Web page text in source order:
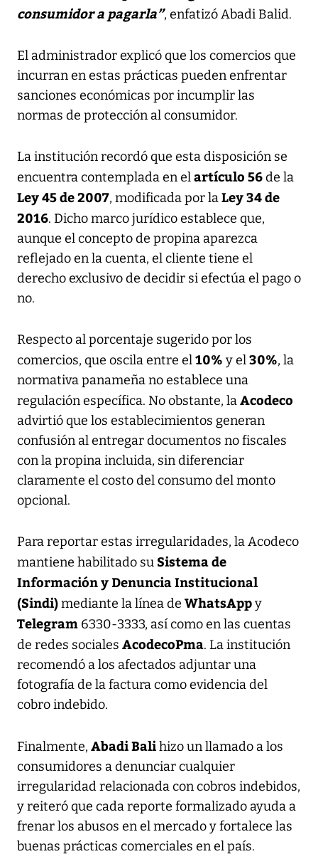
consumidor a pagarla”, enfatizó Abadi Balid.
El administrador explicó que los comercios que
incurran en estas prácticas pueden enfrentar
sanciones económicas por incumplir las
normas de protección al consumidor.
La institución recordó que esta disposición se
encuentra contemplada en elartículo 56de la
Ley 45 de 2007, modificada por laLey 34 de
2016. Dicho marco jurídico establece que,
aunque el concepto de propina aparezca
reflejado en la cuenta, el cliente tiene el
derecho exclusivo de decidir si efectúa el pago o
no.
Respecto al porcentaje sugerido por los
comercios, que oscila entre el10% y el30%, la
normativa panameña no establece una
regulación específica. No obstante, laAcodeco
advirtió que los establecimientos generan
confusión al entregar documentos no fiscales
con la propina incluida, sin diferenciar
claramente el costo del consumo del monto
opcional.
Para reportar estas irregularidades, la Acodeco
mantiene habilitado su Sistema de
Información y Denuncia Institucional
(Sindi)mediante la línea de WhatsAppy
Telegram 6330-3333, así como en las cuentas
de redes sociales AcodecoPma. La institución
recomendó a los afectados adjuntar una
fotografía de la factura como evidencia del
cobro indebido.
Finalmente, Abadi Balihizo un llamado a los
consumidores a denunciar cualquier
irregularidad relacionada con cobros indebidos,
y reiteró que cada reporte formalizado ayuda a
frenar los abusos en el mercado y fortalece las
buenas prácticas comerciales en el país.